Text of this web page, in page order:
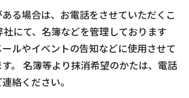
る場合は、お電話をさせていただくこ
社にて、名簿などを管理しております
ルやイベントの告知などに使用させて
。 名簿等より抹消希望のかたは、電話
絡ください。